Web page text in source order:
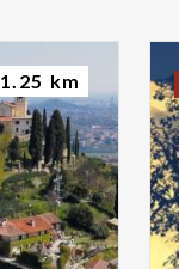
1.25 km